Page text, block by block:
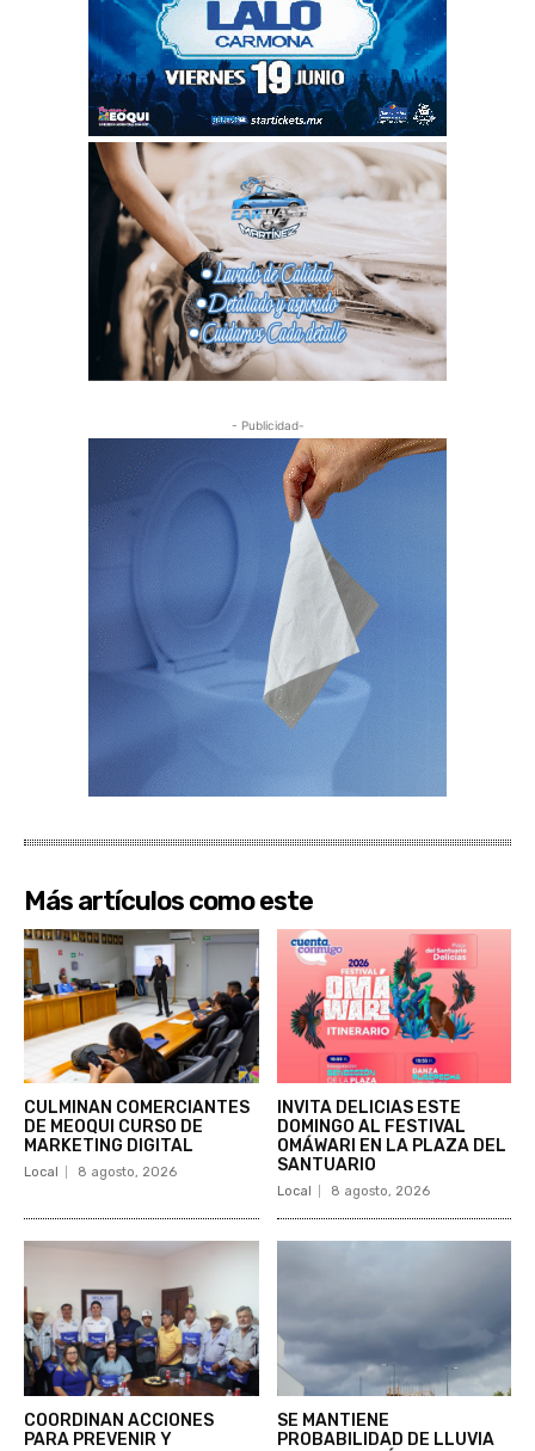
- Publicidad-
Más artículos como este
CULMINAN COMERCIANTES
DE MEOQUI CURSO DE
MARKETING DIGITAL
Local 8 agosto, 2026
INVITA DELICIAS ESTE
DOMINGO AL FESTIVAL
OMÁWARI EN LA PLAZA DEL
SANTUARIO
Local 8 agosto, 2026
COORDINAN ACCIONES
PARA PREVENIR Y
SE MANTIENE
PROBABILIDAD DE LLUVIA